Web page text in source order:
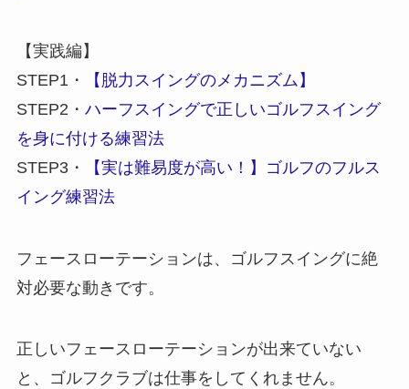
【実践編】
STEP1・
【脱力スイングのメカニズム】
STEP2・ ハーフスイングで正しいゴルフスイング
を身に付ける練習法
STEP3・
【実は難易度が高い！】ゴルフのフルス
イング練習法
フェースローテーションは、ゴルフスイングに絶
対必要な動きです。
正しいフェースローテーションが出来ていない
と、ゴルフクラブは仕事をしてくれません。